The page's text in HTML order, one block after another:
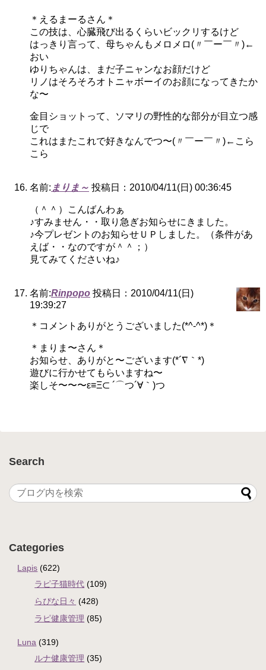
＊えるまーるさん＊
この技は、心臓飛び出るくらいビックリするけど
はっきり言って、母ちゃんもメロメロ(〃￣ー￣〃)←
おい
ゆりちゃんは、まだ子ニャンなお顔だけど
リノはそろそろオトニャボーイのお顔になってきたか
な〜
金目ショットって、ソマリの野性的な部分が目立つ感
じで
これはまたこれで好きなんでつ〜(〃￣ー￣〃)←こら
こら
名前: まりま～ 投稿日：2010/04/11(日) 00:36:45
（＾＾）こんばんわぁ
♪すみません・・取り急ぎお知らせにきました。
♪今プレゼントのお知らせＵＰしました。（条件があ
えば・・なのですが＾＾；）
見てみてくださいね♪
名前:Rinpopo 投稿日：2010/04/11(日)
19:39:27
＊コメントありがとうございました(*^-^*)＊
＊まりま〜さん＊
お知らせ、ありがと〜ございます(*´∇｀*)
遊びに行かせてもらいますね〜
楽しそ〜〜〜ε≡Ξ⊂ ´⌒つ´∀｀)つ
Search
Categories
Lapis (622)
ラピ子猫時代 (109)
らぴな日々 (428)
ラピ健康管理 (85)
Luna (319)
ルナ健康管理 (35)